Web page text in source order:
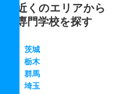
近くのエリアから
専門学校を探す
茨城
栃木
群馬
埼玉